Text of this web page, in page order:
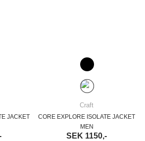
JACKET
Craft
CORE EXPLORE ISOLATE JACKET
MEN
SEK 1150,-